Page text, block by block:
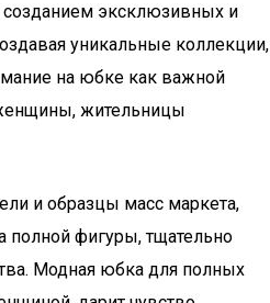
эксклюзивных и
уникальные коллекции,
на юбке как важной
жительницы
и образцы масс маркета,
полной фигуры, тщательно
Модная юбка для полных